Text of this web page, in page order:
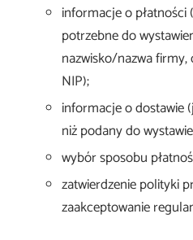
informacje o
potrzebne do
nazwisko/nazwa
NIP);
informacje o dostawie
niż podany do
wybór sposobu
zatwierdzenie polityki
zaakceptowanie